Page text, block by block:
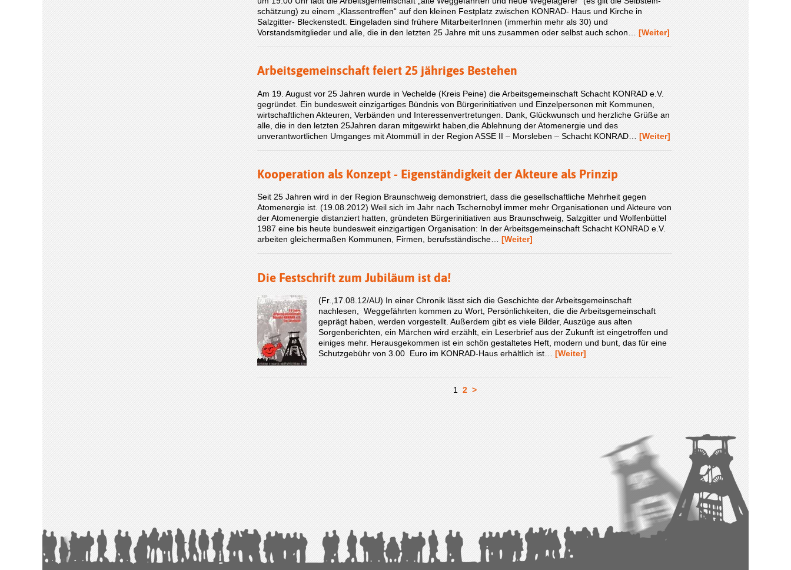
schätzung) zu einem „Klassentreffen“ auf den kleinen Festplatz zwischen KONRAD- Haus und Kirche in
Salzgitter- Bleckenstedt. Eingeladen sind frühere MitarbeiterInnen (immerhin mehr als 30) und
Vorstandsmitglieder und alle, die in den letzten 25 Jahre mit uns zusammen oder selbst auch schon… [Weiter]
Arbeitsgemeinschaft feiert 25 jähriges Bestehen
Am 19. August vor 25 Jahren wurde in Vechelde (Kreis Peine) die Arbeitsgemeinschaft Schacht KONRAD e.V.
gegründet. Ein bundesweit einzigartiges Bündnis von Bürgerinitiativen und Einzelpersonen mit Kommunen,
wirtschaftlichen Akteuren, Verbänden und Interessenvertretungen. Dank, Glückwunsch und herzliche Grüße an
alle, die in den letzten 25Jahren daran mitgewirkt haben,die Ablehnung der Atomenergie und des
unverantwortlichen Umganges mit Atommüll in der Region ASSE II – Morsleben – Schacht KONRAD… [Weiter]
Kooperation als Konzept - Eigenständigkeit der Akteure als Prinzip
Seit 25 Jahren wird in der Region Braunschweig demonstriert, dass die gesellschaftliche Mehrheit gegen
Atomenergie ist. (19.08.2012) Weil sich im Jahr nach Tschernobyl immer mehr Organisationen und Akteure von
der Atomenergie distanziert hatten, gründeten Bürgerinitiativen aus Braunschweig, Salzgitter und Wolfenbüttel
1987 eine bis heute bundesweit einzigartigen Organisa­tion: In der Arbeitsgemeinschaft Schacht KONRAD e.V.
arbeiten gleichermaßen Kommunen, Firmen, berufsständische… [Weiter]
Die Festschrift zum Jubiläum ist da!
(Fr.,17.08.12/AU) In einer Chronik lässt sich die Geschichte der Arbeitsgemeinschaft
nachlesen, Weggefährten kommen zu Wort, Persönlichkeiten, die die Arbeitsgemeinschaft
geprägt haben, werden vorgestellt. Außerdem gibt es viele Bilder, Auszüge aus alten
Sorgenberichten, ein Märchen wird erzählt, ein Leserbrief aus der Zukunft ist eingetroffen und
einiges mehr. Herausgekommen ist ein schön gestaltetes Heft, modern und bunt, das für eine
Schutzgebühr von 3.00 Euro im KONRAD-Haus erhältlich ist… [Weiter]
1 2 >